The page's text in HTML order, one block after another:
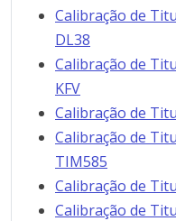
Calibração de
DL38
Calibração de
KFV
Calibração de
Calibração de
TIM585
Calibração de
Calibração de